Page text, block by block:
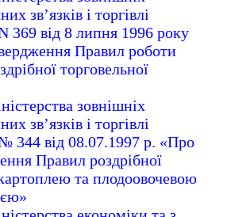
зв’язків і торгівлі
369 від 8 липня 1996 року
Правил роботи
торговельної
зовнішніх
зв’язків і торгівлі
344 від 08.07.1997 р. «Про
Правил роздрібної
картоплею та плодоовочевою